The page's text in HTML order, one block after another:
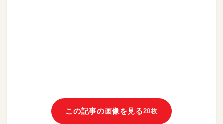
この記事の画像を見る20枚